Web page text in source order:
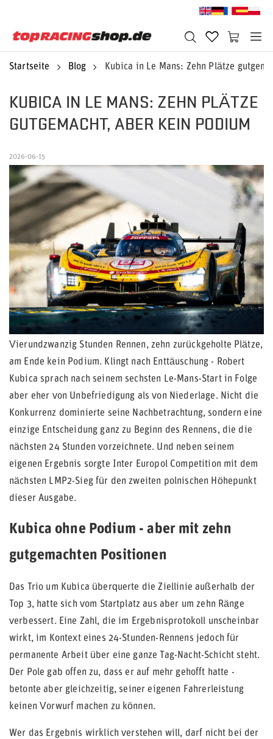
Startseite Blog Kubica in Le Mans: Zehn Plätze
KUBICA IN LE MANS: ZEHN PLÄTZE
GUTGEMACHT, ABER KEIN PODIUM
2026-06-15
Vierundzwanzig Stunden Rennen, zehn zurückgeholte Plätze,
am Ende kein Podium. Klingt nach Enttäuschung - Robert
Kubica sprach nach seinem sechsten Le-Mans-Start in Folge
aber eher von Unbefriedigung als von Niederlage. Nicht die
Konkurrenz dominierte seine Nachbetrachtung, sondern eine
einzige Entscheidung ganz zu Beginn des Rennens, die die
nächsten 24 Stunden vorzeichnete. Und neben seinem
eigenen Ergebnis sorgte Inter Europol Competition mit dem
nächsten LMP2-Sieg für den zweiten polnischen Höhepunkt
dieser Ausgabe.
Kubica ohne Podium - aber mit zehn
gutgemachten Positionen
Das Trio um Kubica überquerte die Ziellinie außerhalb der
Top 3, hatte sich vom Startplatz aus aber um zehn Ränge
verbessert. Eine Zahl, die im Ergebnisprotokoll unscheinbar
wirkt, im Kontext eines 24-Stunden-Rennens jedoch für
permanente Arbeit über eine ganze Tag-Nacht-Schicht steht.
Der Pole gab offen zu, dass er auf mehr gehofft hatte -
betonte aber gleichzeitig, seiner eigenen Fahrerleistung
keinen Vorwurf machen zu können.
Wer das Ergebnis wirklich verstehen will, darf nicht bei der